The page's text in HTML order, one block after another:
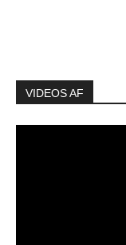
VIDEOS AF